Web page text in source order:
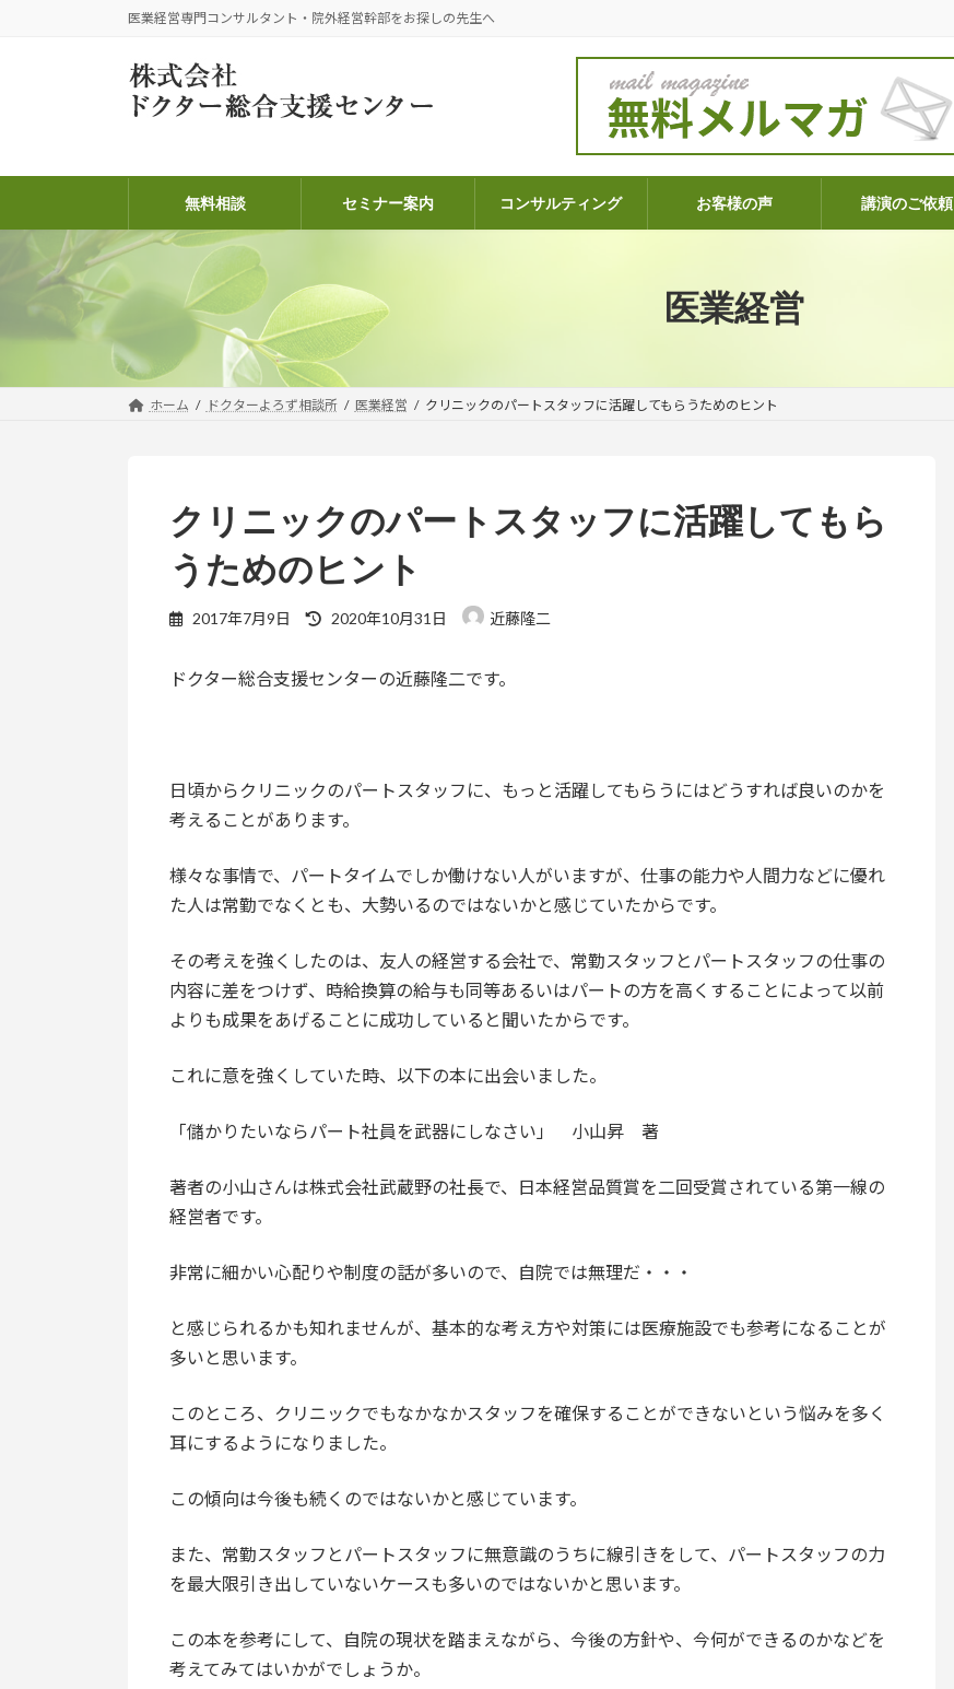
医業経営専門コンサルタント・院外経営幹部をお探しの先生へ
無料相談 セミナー案内 コンサルティング お客様の声 講演のご依頼
医業経営
ホーム ドクターよろず相談所 医業経営 クリニックのパートスタッフに活躍してもらうためのヒント
クリニックのパートスタッフに活躍してもら
うためのヒント
2017年7月9日
最
新
2020年10月31日 近藤隆二
ドクター総合支援センターの近藤隆二です。
日頃からクリニックのパートスタッフに、もっと活躍してもらうにはどうすれば良いのかを
考えることがあります。
様々な事情で、パートタイムでしか働けない人がいますが、仕事の能力や人間力などに優れ
た人は常勤でなくとも、大勢いるのではないかと感じていたからです。
その考えを強くしたのは、友人の経営する会社で、常勤スタッフとパートスタッフの仕事の
内容に差をつけず、時給換算の給与も同等あるいはパートの方を高くすることによって以前
よりも成果をあげることに成功していると聞いたからです。
これに意を強くしていた時、以下の本に出会いました。
「儲かりたいならパート社員を武器にしなさい」 小山昇 著
著者の小山さんは株式会社武蔵野の社長で、日本経営品質賞を二回受賞されている第一線の
経営者です。
非常に細かい心配りや制度の話が多いので、自院では無理だ・・・
と感じられるかも知れませんが、基本的な考え方や対策には医療施設でも参考になることが
多いと思います。
このところ、クリニックでもなかなかスタッフを確保することができないという悩みを多く
耳にするようになりました。
この傾向は今後も続くのではないかと感じています。
また、常勤スタッフとパートスタッフに無意識のうちに線引きをして、パートスタッフの力
を最大限引き出していないケースも多いのではないかと思います。
この本を参考にして、自院の現状を踏まえながら、今後の方針や、今何ができるのかなどを
考えてみてはいかがでしょうか。